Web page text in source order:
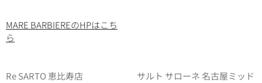
MARE BARBIEREのHPはこち
ら
Re SARTO 恵比寿店
サルト サローネ 名古屋ミッド